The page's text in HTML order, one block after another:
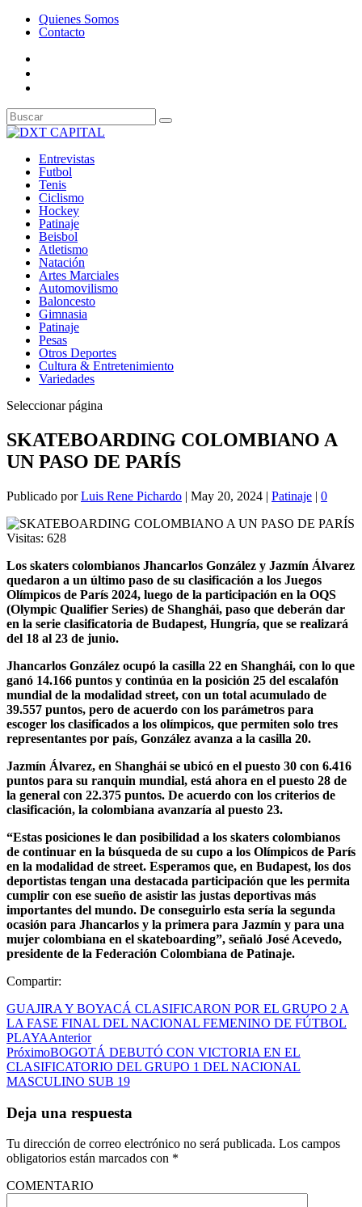
Quienes Somos
Contacto
Entrevistas
Futbol
Tenis
Ciclismo
Hockey
Patinaje
Beisbol
Atletismo
Natación
Artes Marciales
Automovilismo
Baloncesto
Gimnasia
Patinaje
Pesas
Otros Deportes
Cultura & Entretenimiento
Variedades
Seleccionar página
SKATEBOARDING COLOMBIANO A
UN PASO DE PARÍS
Publicado porLuis Rene Pichardo | May 20, 2024 | Patinaje | 0
Visitas: 628
Los skaters colombianos Jhancarlos González y Jazmín Álvarez
quedaron a un último paso de su clasificación a los Juegos
Olímpicos de París 2024, luego de la participación en la OQS
(Olympic Qualifier Series) de Shanghái, paso que deberán dar
en la serie clasificatoria de Budapest, Hungría, que se realizará
del 18 al 23 de junio.
Jhancarlos González ocupó la casilla 22 en Shanghái, con lo que
ganó 14.166 puntos y continúa en la posición 25 del escalafón
mundial de la modalidad street, con un total acumulado de
39.557 puntos, pero de acuerdo con los parámetros para
escoger los clasificados a los olímpicos, que permiten solo tres
representantes por país, González avanza a la casilla 20.
Jazmín Álvarez, en Shanghái se ubicó en el puesto 30 con 6.416
puntos para su ranquin mundial, está ahora en el puesto 28 de
la general con 22.375 puntos. De acuerdo con los criterios de
clasificación, la colombiana avanzaría al puesto 23.
“Estas posiciones le dan posibilidad a los skaters colombianos
de continuar en la búsqueda de su cupo a los Olímpicos de París
en la modalidad de street. Esperamos que, en Budapest, los dos
deportistas tengan una destacada participación que les permita
cumplir con ese sueño de asistir las justas deportivas más
importantes del mundo. De conseguirlo esta sería la segunda
ocasión para Jhancarlos y la primera para Jazmín y para una
mujer colombiana en el skateboarding”, señaló José Acevedo,
presidente de la Federación Colombiana de Patinaje.
Compartir:
GUAJIRA Y BOYACÁ CLASIFICARON POR EL GRUPO 2 A
LA FASE FINAL DEL NACIONAL FEMENINO DE FÚTBOL
PLAYAAnterior
PróximoBOGOTÁ DEBUTÓ CON VICTORIA EN EL
CLASIFICATORIO DEL GRUPO 1 DEL NACIONAL
MASCULINO SUB 19
Deja una respuesta
Tu dirección de correo electrónico no será publicada. Los campos
obligatorios están marcados con *
COMENTARIO